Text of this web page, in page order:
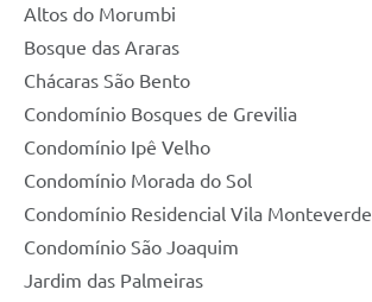
Altos do Morumbi
Bosque das Araras
Chácaras São Bento
Condomínio Bosques de Grevilia
Condomínio Ipê Velho
Condomínio Morada do Sol
Condomínio Residencial Vila Monteverde
Condomínio São Joaquim
Jardim das Palmeiras